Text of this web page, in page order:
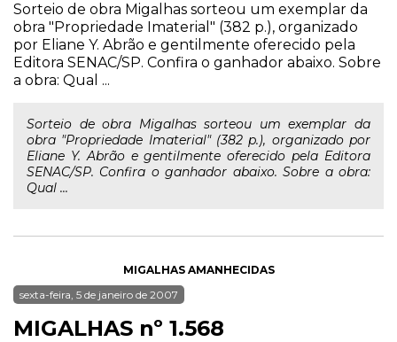
Sorteio de obra Migalhas sorteou um exemplar da
obra "Propriedade Imaterial" (382 p.), organizado
por Eliane Y. Abrão e gentilmente oferecido pela
Editora SENAC/SP. Confira o ganhador abaixo. Sobre
a obra: Qual ...
Sorteio de obra Migalhas sorteou um exemplar da
obra "Propriedade Imaterial" (382 p.), organizado por
Eliane Y. Abrão e gentilmente oferecido pela Editora
SENAC/SP. Confira o ganhador abaixo. Sobre a obra:
Qual ...
MIGALHAS AMANHECIDAS
sexta-feira, 5 de janeiro de 2007
MIGALHAS nº 1.568